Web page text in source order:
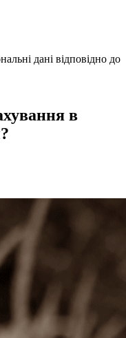
дані відповідно до
в